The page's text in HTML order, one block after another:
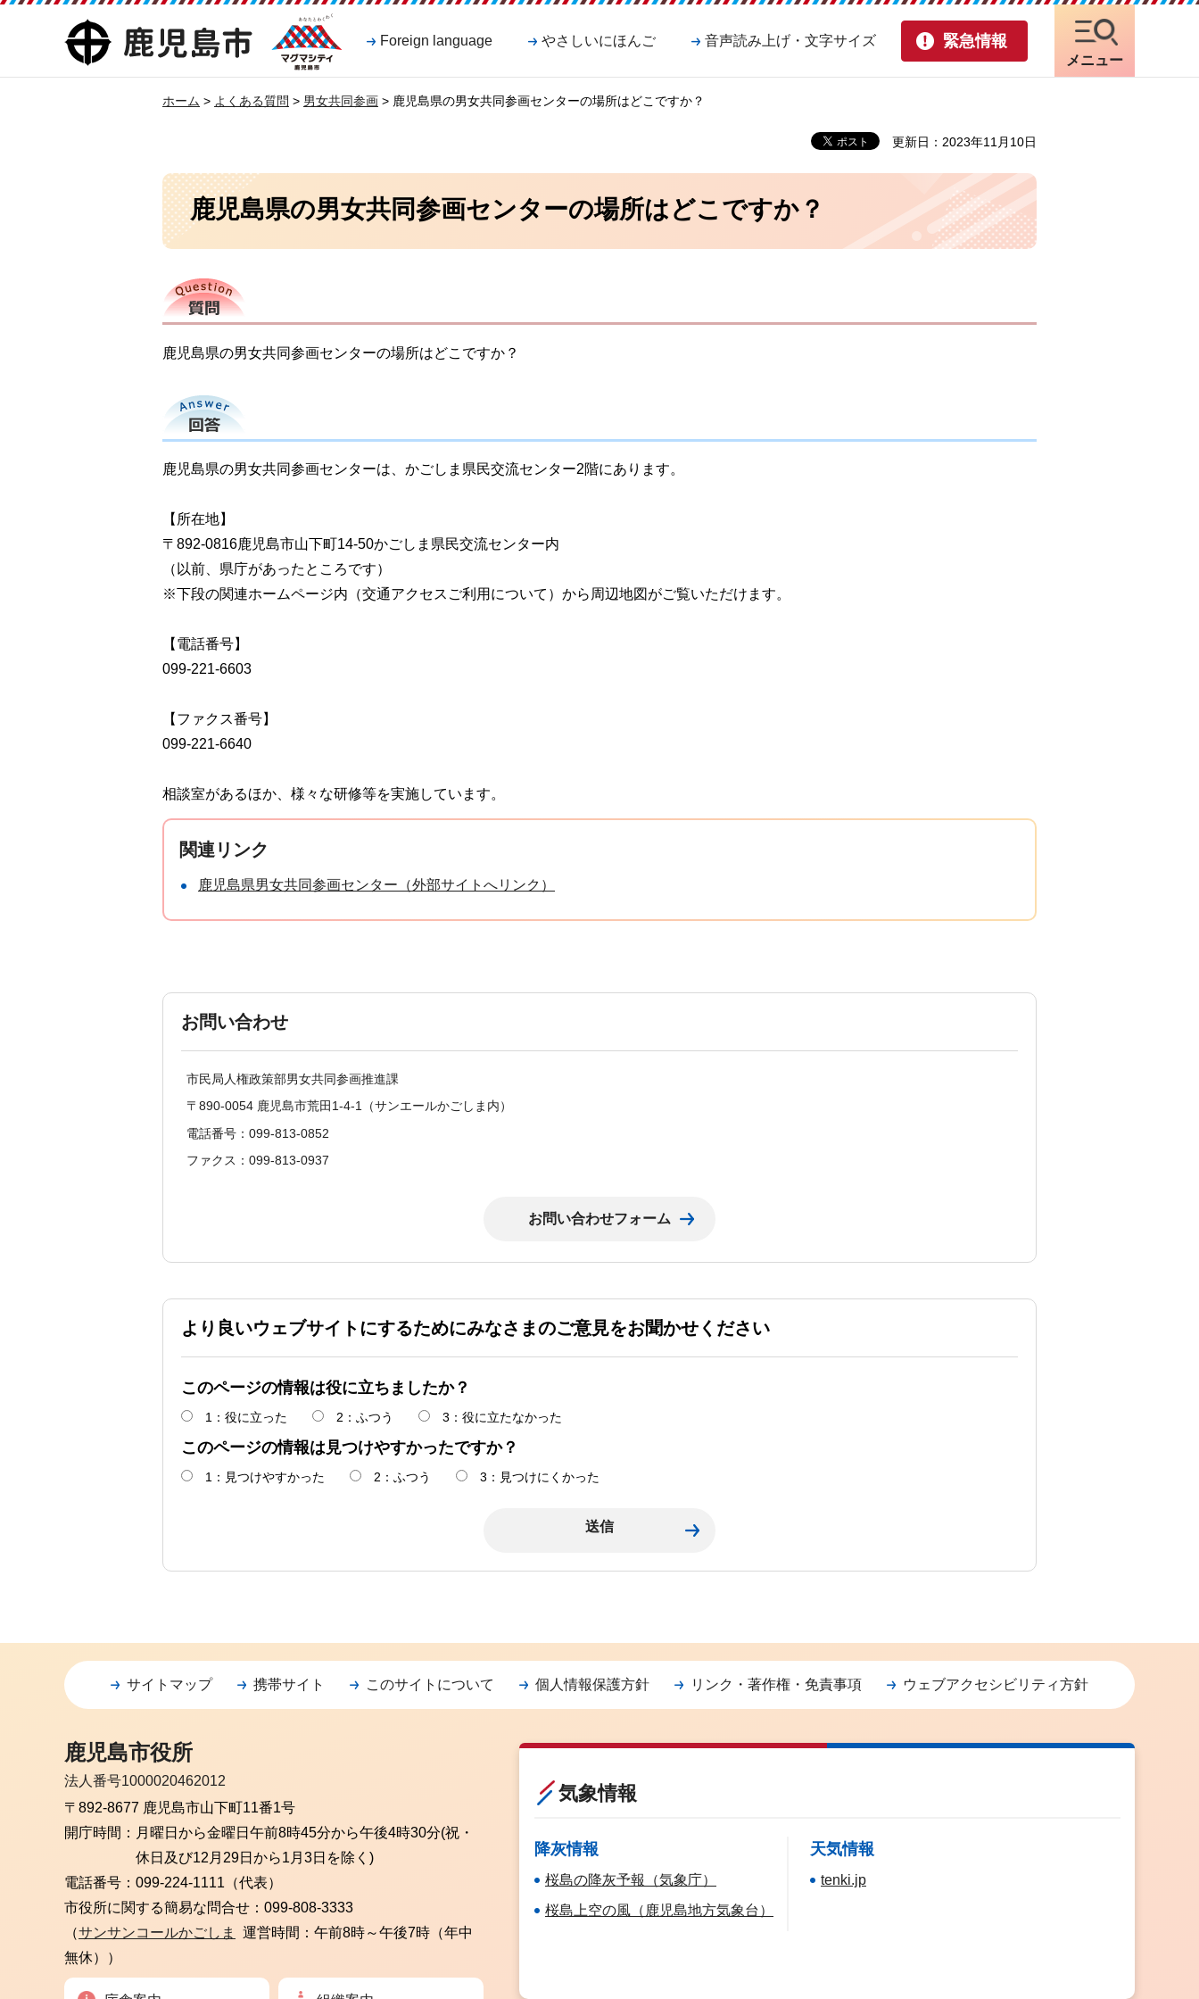
鹿児島市
マグマシティ
鹿児島市
Foreign language やさしいにほんご 音声読み上げ・文字サイズ 緊急情報
メニュー
ホーム > よくある質問 > 男女共同参画 > 鹿児島県の男女共同参画センターの場所はどこですか？
更新日：2023年11月10日
鹿児島県の男女共同参画センターの場所はどこですか？
質問
鹿児島県の男女共同参画センターの場所はどこですか？
回答
鹿児島県の男女共同参画センターは、かごしま県民交流センター2階にあります。
【所在地】
〒892-0816鹿児島市山下町14-50かごしま県民交流センター内
（以前、県庁があったところです）
※下段の関連ホームページ内（交通アクセスご利用について）から周辺地図がご覧いただけます。
【電話番号】
099-221-6603
【ファクス番号】
099-221-6640
相談室があるほか、様々な研修等を実施しています。
関連リンク
鹿児島県男女共同参画センター（外部サイトへリンク）
お問い合わせ
市民局人権政策部男女共同参画推進課
〒890-0054 鹿児島市荒田1-4-1（サンエールかごしま内）
電話番号：099-813-0852
ファクス：099-813-0937
より良いウェブサイトにするためにみなさまのご意見をお聞かせください
このページの情報は役に立ちましたか？
1：役に立った 2：ふつう 3：役に立たなかった
このページの情報は見つけやすかったですか？
1：見つけやすかった 2：ふつう 3：見つけにくかった
サイトマップ 携帯サイト このサイトについて 個人情報保護方針 リンク・著作権・免責事項 ウェブアクセシビリティ方針
鹿児島市役所
法人番号1000020462012
〒892-8677 鹿児島市山下町11番1号
開庁時間： 月曜日から金曜日 午前8時45分から午後4時30分(祝・
休日及び12月29日から1月3日を除く)
電話番号： 099-224-1111（代表）
市役所に関する簡易な問合せ： 099-808-3333
（サンサンコールかごしま
運営時間：午前8時～午後7時（年中
無休））
気象情報
降灰情報
桜島の降灰予報（気象庁）
桜島上空の風（鹿児島地方気象台）
天気情報
tenki.jp